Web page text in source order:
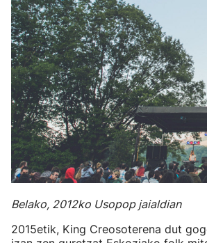
Belako, 2012ko Usopop jaialdian
2015etik, King Creosoterena dut